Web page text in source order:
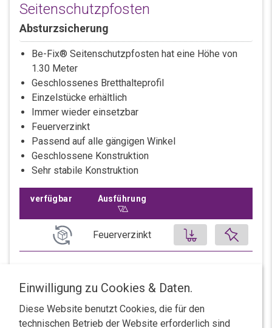
in Kombination mit den BE-FIX Kunststoffwinkeln
Stück, 1 Stk.
49.40 CHF
0.4m x 0.3m x 0.1m (L x B x H)
Beschaffungszeit 5 Tage.
-
Login
Palette, 100 Stk.
4’940.00 CHF
1.2m x 0.8m x 0.4m (L x B x H) nicht stapelbar
- +
Seitenschutzpfosten
Absturzsicherung
Be-Fix® Seitenschutzpfosten hat eine Höhe von
1.30 Meter
Geschlossenes Bretthalteprofil
Einzelstücke erhältlich
Immer wieder einsetzbar
Feuerverzinkt
Passend auf alle gängigen Winkel
Geschlossene Konstruktion
Sehr stabile Konstruktion
verfügbar Ausführung
Sortiere aufsteigend nach
Ausführung
Feuerverzinkt Produkt auf
Stück, 1 Stk.
34.20 CHF
Transportbehälter
Perfekter Aufbewahrungsbehälter
Einwilligung zu Cookies & Daten.
Diese Website benutzt Cookies, die für den
technischen Betrieb der Website erforderlich sind